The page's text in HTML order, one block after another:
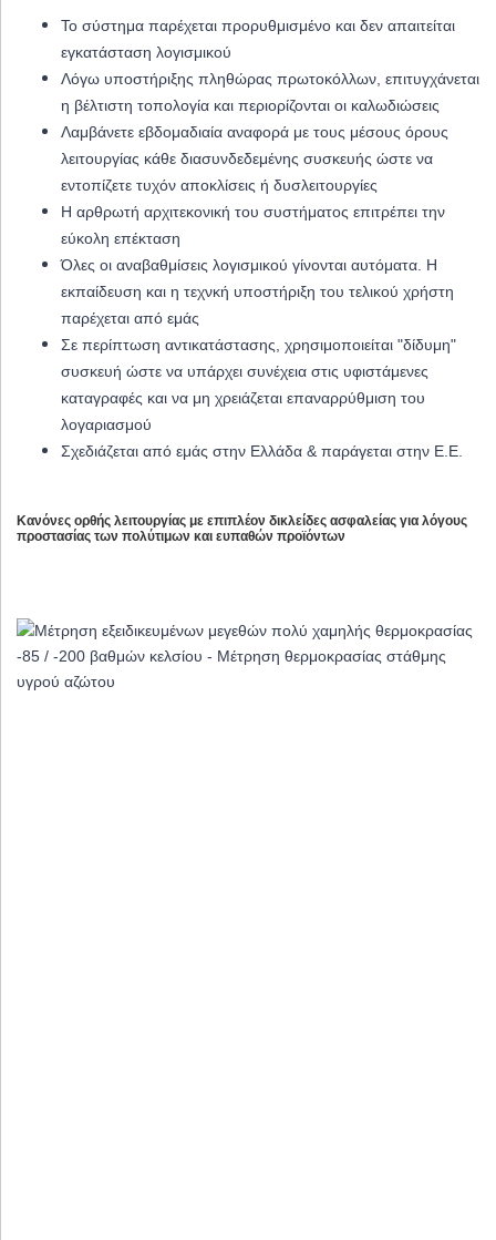
Το σύστημα παρέχεται προρυθμισμένο και δεν απαιτείται
εγκατάσταση λογισμικού
Λόγω υποστήριξης πληθώρας πρωτοκόλλων, επιτυγχάνεται
η βέλτιστη τοπολογία και περιορίζονται οι καλωδιώσεις
Λαμβάνετε εβδομαδιαία αναφορά με τους μέσους όρους
λειτουργίας κάθε διασυνδεδεμένης συσκευής ώστε να
εντοπίζετε τυχόν αποκλίσεις ή δυσλειτουργίες
Η αρθρωτή αρχιτεκονική του συστήματος επιτρέπει την
εύκολη επέκταση
Όλες οι αναβαθμίσεις λογισμικού γίνονται αυτόματα. Η
εκπαίδευση και η τεχνκή υποστήριξη του τελικού χρήστη
παρέχεται από εμάς
Σε περίπτωση αντικατάστασης, χρησιμοποιείται "δίδυμη"
συσκευή ώστε να υπάρχει συνέχεια στις υφιστάμενες
καταγραφές και να μη χρειάζεται επαναρρύθμιση του
λογαριασμού
Σχεδιάζεται από εμάς στην Ελλάδα & παράγεται στην Ε.Ε.
Κανόνες ορθής λειτουργίας με επιπλέον δικλείδες ασφαλείας για λόγους
προστασίας των πολύτιμων και ευπαθών προϊόντων